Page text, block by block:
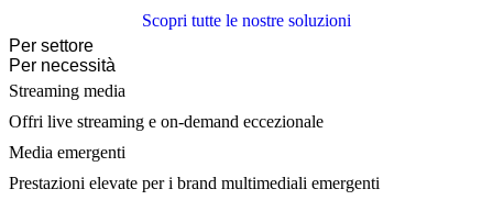
Scopri tutte le nostre soluzioni
Per settore
Per necessità
Streaming media
Offri live streaming e on-demand eccezionale
Media emergenti
Prestazioni elevate per i brand multimediali emergenti